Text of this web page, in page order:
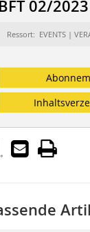
BFT 02/2023
Ressort: EVENTS |